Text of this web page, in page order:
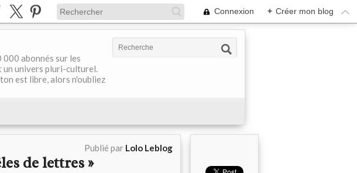
Connexion + Créer mon blog
abonnés sur les
un univers pluri-culturel.
est libre, alors n'oubliez
Publié par Lolo Leblog
de lettres »